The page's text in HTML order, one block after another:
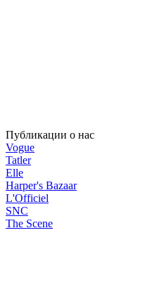
Публикации о нас
Vogue
Tatler
Elle
Harper's Bazaar
L'Officiel
SNC
The Scene